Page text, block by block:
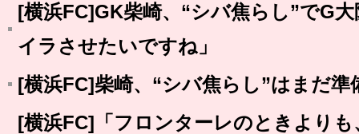
[横浜FC]GK柴崎、“シバ焦らし”でG
イラさせたいですね」
[横浜FC]柴崎、“シバ焦らし”はまだ準
[横浜FC]「フロンターレのときより